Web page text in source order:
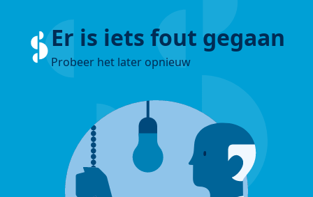
Er is iets fout gegaan
Probeer het later opnieuw